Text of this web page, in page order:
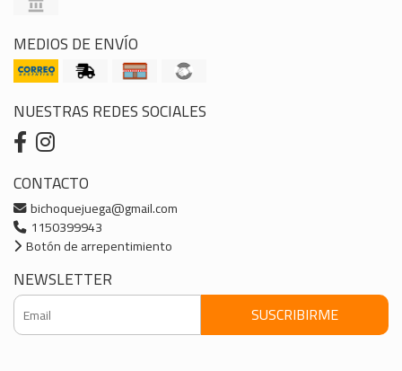
MEDIOS DE ENVÍO
NUESTRAS REDES SOCIALES
CONTACTO
bichoquejuega@gmail.com
1150399943
Botón de arrepentimiento
NEWSLETTER
SUSCRIBIRME